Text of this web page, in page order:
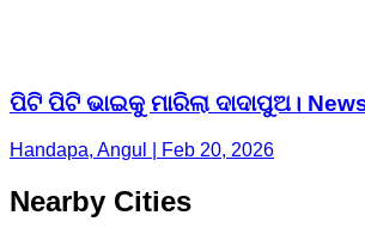
ପିଟି ପିଟି ଭାଇକୁ ମାରିଲା ଦାଦାପୁଅ।
Handapa, Angul | Feb 20, 2026
Nearby Cities